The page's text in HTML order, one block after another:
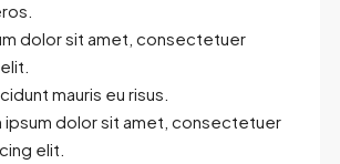
dolor sit amet, consectetuer
mauris eu risus.
ipsum dolor sit amet, consectetuer
elit.